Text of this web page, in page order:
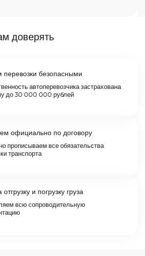
доверять
перевозки безопасными
автоперевозчика застрахована
до 30 000 000 рублей
официально по договору
прописываем все обязательства
транспорта
и погрузку груза
всю сопроводительную